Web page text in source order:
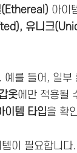
아이
유니크
예를 들어, 일부
옷에만 적용될
이템 타입을 확
이 필요합니다.